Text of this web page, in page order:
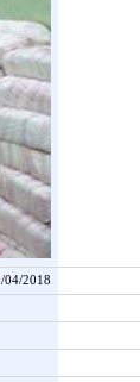
04/2018